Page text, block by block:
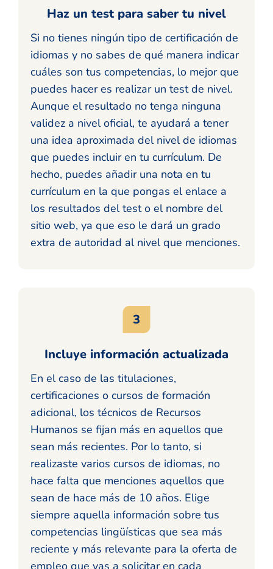
Haz un test para saber tu nivel
Si no tienes ningún tipo de certificación de
idiomas y no sabes de qué manera indicar
cuáles son tus competencias, lo mejor que
puedes hacer es realizar un test de nivel.
Aunque el resultado no tenga ninguna
validez a nivel oficial, te ayudará a tener
una idea aproximada del nivel de idiomas
que puedes incluir en tu currículum. De
hecho, puedes añadir una nota en tu
currículum en la que pongas el enlace a
los resultados del test o el nombre del
sitio web, ya que eso le dará un grado
extra de autoridad al nivel que menciones.
Incluye información actualizada
En el caso de las titulaciones,
certificaciones o cursos de formación
adicional, los técnicos de Recursos
Humanos se fijan más en aquellos que
sean más recientes. Por lo tanto, si
realizaste varios cursos de idiomas, no
hace falta que menciones aquellos que
sean de hace más de 10 años. Elige
siempre aquella información sobre tus
competencias lingüísticas que sea más
reciente y más relevante para la oferta de
empleo que vas a solicitar en cada